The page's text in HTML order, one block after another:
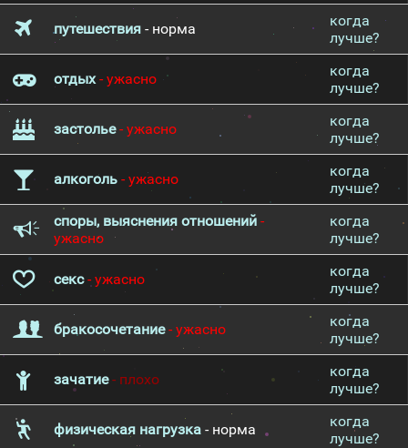
путешествия - норма
когда
лучше?
отдых- ужасно
когда
лучше?
застолье- ужасно
когда
лучше?
алкоголь - ужасно
когда
лучше?
споры, выяснения отношений -
ужасно
когда
лучше?
секс- ужасно
когда
лучше?
бракосочетание- ужасно
когда
лучше?
зачатие- плохо
когда
лучше?
физическая нагрузка - норма
когда
лучше?